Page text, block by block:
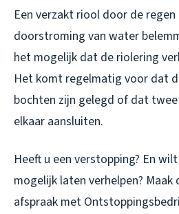
Een verzakt riool door de
doorstroming van water
het mogelijk dat de riolering
Het komt regelmatig voor dat
bochten zijn gelegd of dat
elkaar aansluiten.
Heeft u een verstopping? En
mogelijk laten verhelpen? Maak
afspraak met